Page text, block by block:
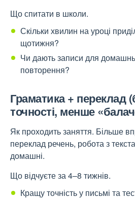
Що спитати в школи.
Скільки хвилин на уроці
щотижня?
Чи дають записи для
повторення?
Граматика + переклад
точності, менше
Як проходить заняття. Більше
переклад речень, робота з
домашні.
Що відчуєте за 4–8 тижнів.
Кращу точність у письмі та